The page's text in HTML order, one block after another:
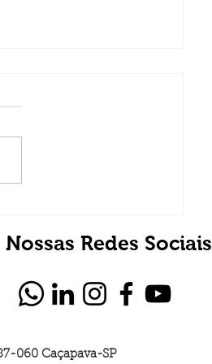
Via Satélite
Nossas Redes Sociais
060 Caçapava-SP